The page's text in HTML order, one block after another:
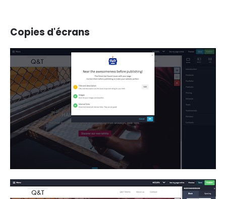
Copies d'écrans